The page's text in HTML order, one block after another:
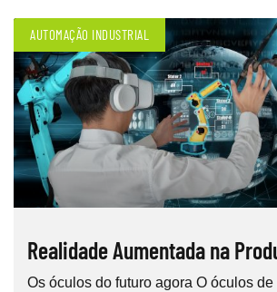
AUTOMAÇÃO INDUSTRIAL
Realidade Aumentada na
Os óculos do futuro agora O óculos